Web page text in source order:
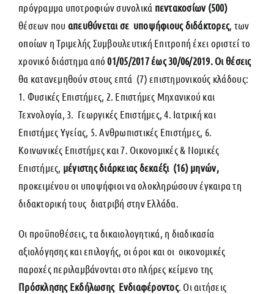
πρόγραμμα υποτροφιών συνολικά πεντακοσίων (500)
θέσεων που απευθύνεται σε υποψήφιους διδάκτορες, των
οποίων η Τριμελής Συμβουλευτική Επιτροπή έχει οριστεί το
χρονικό διάστημα από01/05/2017 έως 30/06/2019. Oι θέσεις
θα κατανεμηθούν στους επτά (7) επιστημονικούς κλάδους:
1. Φυσικές Επιστήμες, 2. Επιστήμες Μηχανικού και
Τεχνολογία, 3. Γεωργικές Επιστήμες, 4. Ιατρική και
Επιστήμες Υγείας, 5. Ανθρωπιστικές Επιστήμες, 6.
Κοινωνικές Επιστήμες και 7. Οικονομικές & Νομικές
Επιστήμες, μέγιστης διάρκειας δεκαέξι (16) μηνών,
προκειμένου οι υποψήφιοι να ολοκληρώσουν έγκαιρα τη
διδακτορική τους διατριβή στην Ελλάδα.
Οι προϋποθέσεις, τα δικαιολογητικά, η διαδικασία
αξιολόγησης και επιλογής, οι όροι και οι οικονομικές
παροχές περιλαμβάνονται στο πλήρες κείμενο της
Πρόσκλησης Εκδήλωσης Ενδιαφέροντος. Οι αιτήσεις